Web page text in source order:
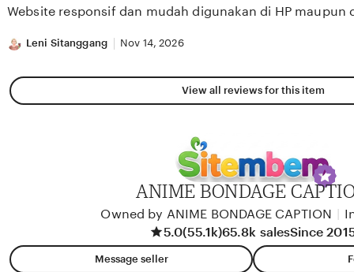
5
Website responsif dan mudah digunakan di HP maupun
Leni Sitanggang Nov 14, 2026
View all reviews for this item
ANIME BONDAGE
Owned by ANIME BONDAGE CAPTION
5.0(55.1k)65.8k salesSince
Message seller